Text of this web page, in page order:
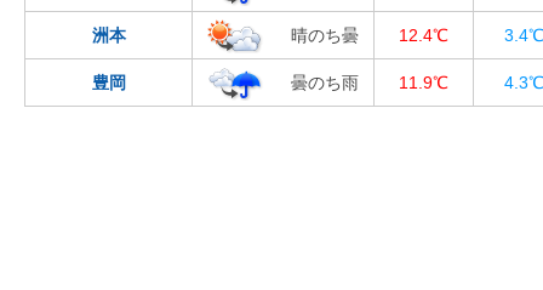
洲本 晴のち曇 12.4℃ 3.4℃
豊岡 曇のち雨 11.9℃ 4.3℃